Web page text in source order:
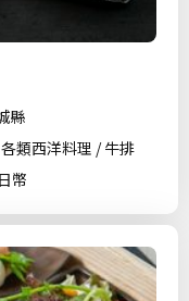
縣
類西洋料理 / 牛排
幣